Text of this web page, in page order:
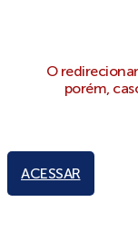
O
porém,
ACESSAR